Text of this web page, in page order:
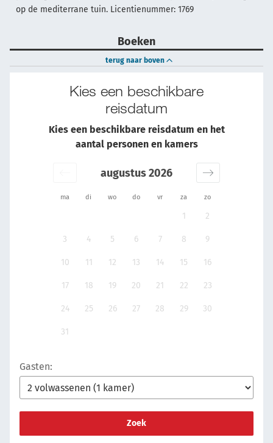
op de mediterrane tuin. Licentienummer: 1769
Boeken
terug naar boven
Kies een beschikbare
reisdatum
Kies een beschikbare reisdatum en het
aantal personen en kamers
ma di wo do vr za zo
augustus 2026
1 2
3 4 5 6 7 8 9
10 11 12 13 14 15 16
17 18 19 20 21 22 23
24 25 26 27 28 29 30
31
Gasten:
Zoek